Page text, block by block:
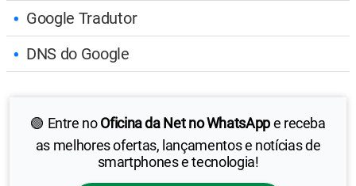
Google Tradutor
DNS do Google
🟢 Entre noOficina da Net no WhatsAppe receba
as melhores ofertas, lançamentos e notícias de
smartphones e tecnologia!